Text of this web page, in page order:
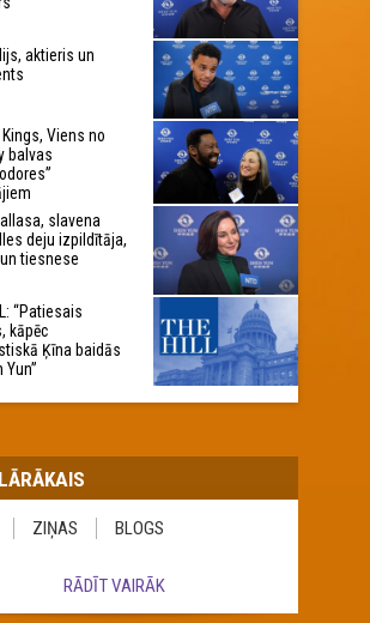
aktieris un
Viens no
balvas
slavena
deju izpildītāja,
tiesnese
“Patiesais
kāpēc
Ķīna baidās
Yun”
ZIŅAS BLOGS
RĀDĪT VAIRĀK